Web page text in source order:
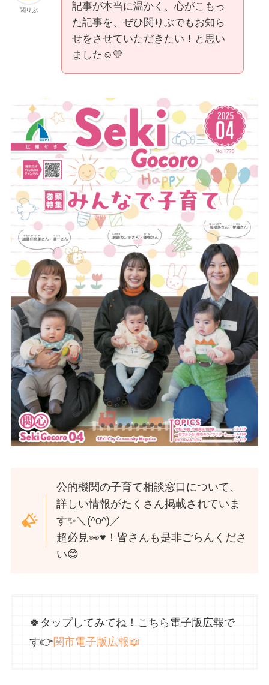
関りぶ
記事が本当に温かく、心がこもっ
た記事を、ぜひ関りぶでもお知ら
せをさせていただきたい！と思い
ました☺️💛
公的機関の子育て相談窓口について、
詳しい情報がたくさん掲載されていま
す✨️＼(^o^)／
超必見👀♥️！皆さんも是非ごらんくださ
い😊
🍀タップしてみてね！こちら電子版広報で
す👉️関市電子版広報📖